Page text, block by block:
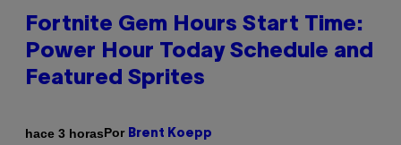
Fortnite Gem Hours Start Time:
Power Hour Today Schedule and
Featured Sprites
hace 3 horasPor Brent Koepp